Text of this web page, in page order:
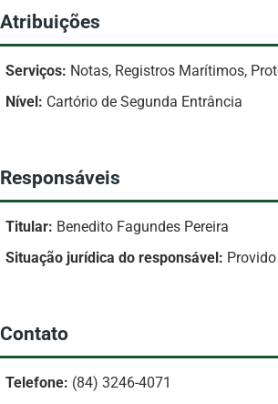
Atribuições
Serviços: Notas, Registros Marítimos,
Nível: Cartório de Segunda Entrância
Responsáveis
Titular: Benedito Fagundes Pereira
Situação jurídica do responsável: Provido
Contato
Telefone: (84) 3246-4071